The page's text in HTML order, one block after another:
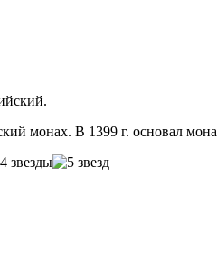
монах. В 1399 г. основал